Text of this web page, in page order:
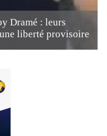
Dramé : leurs
liberté provisoire